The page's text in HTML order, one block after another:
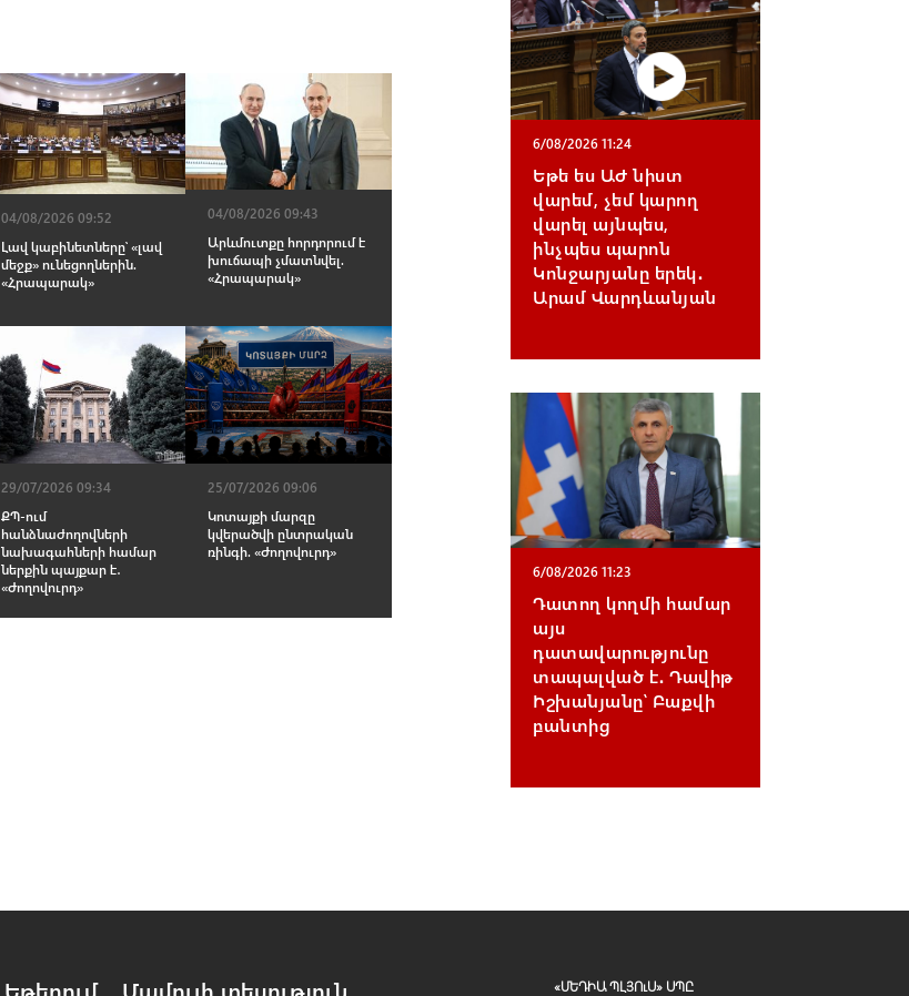
04/08/2026 09:52
Լավ կաբինետները՝ «լավ
մեջք» ունեցողներին.
«Հրապարակ»
04/08/2026 09:43
Արևմուտքը հորդորում է
խուճապի չմատնվել.
«Հրապարակ»
29/07/2026 09:34
ՔՊ-ում
հանձնաժողովների
նախագահների համար
ներքին պայքար է․
«Ժողովուրդ»
25/07/2026 09:06
Կոտայքի մարզը
կվերածվի ընտրական
ռինգի. «Ժողովուրդ»
6/08/2026 11:24
Եթե ես ԱԺ նիստ
վարեմ, չեմ կարող
վարել այնպես,
ինչպես պարոն
Կոնջարյանը երեկ․
Արամ Վարդևանյան
6/08/2026 11:23
Դատող կողմի համար
այս
դատավարությունը
տապալված է․ Դավիթ
Իշխանյանը՝ Բաքվի
բանտից
Եթերում Մամուլի տեսություն «ՄԵԴԻԱ ՊԼՅՈւՍ» ՍՊԸ